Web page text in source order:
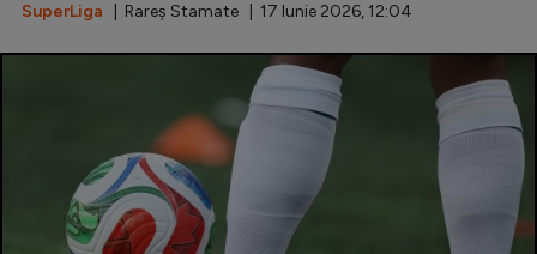
SuperLiga | Rareș Stamate | 17 Iunie 2026, 12:04